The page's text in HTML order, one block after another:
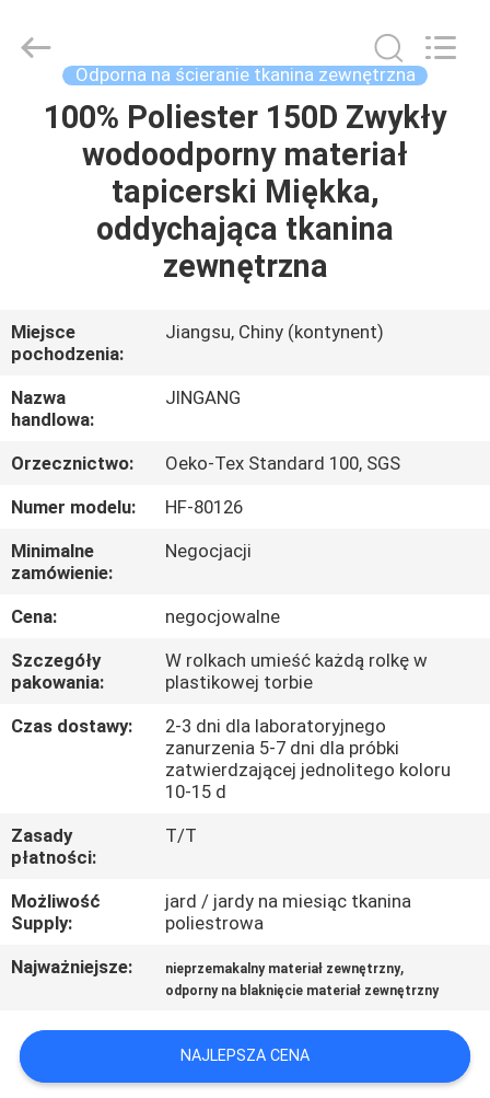
DOM
PRODUKTY
WYCIECZKA
PO
FABRYCE
KONTROLA
JAKOŚCI
SKONTAKTUJ
SIĘ
Z
NAMI
AKTUALNOŚCI
PRZYPADKI
COMPANY
NEWS
SITEMAP
Textile
Co.,Ltd.
Odporna na ścieranie tkanina zewnętrzna
100% Poliester 150D Zwykły
wodoodporny materiał
tapicerski Miękka,
oddychająca tkanina
zewnętrzna
Miejsce
pochodzenia:
Jiangsu, Chiny (kontynent)
Nazwa
handlowa:
JINGANG
Orzecznictwo:
Oeko-Tex Standard 100, SGS
Numer modelu:
HF-80126
Minimalne
zamówienie:
Negocjacji
Cena:
negocjowalne
Szczegóły
pakowania:
W rolkach umieść każdą rolkę w
plastikowej torbie
Czas dostawy:
2-3 dni dla laboratoryjnego
zanurzenia 5-7 dni dla próbki
zatwierdzającej jednolitego koloru
10-15 d
Zasady
płatności:
T/T
Możliwość
Supply:
jard / jardy na miesiąc tkanina
poliestrowa
Najważniejsze:
nieprzemakalny materiał zewnętrzny,
odporny na blaknięcie materiał zewnętrzny
NAJLEPSZA CENA